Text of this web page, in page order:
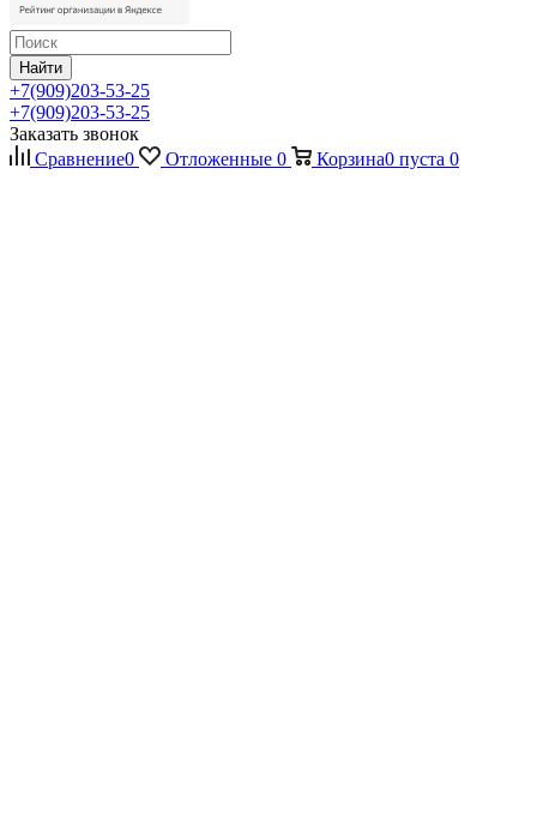
Найти
+7(909)203-53-25
+7(909)203-53-25
Заказать звонок
Сравнение0 Отложенные 0 Корзина0 пуста 0